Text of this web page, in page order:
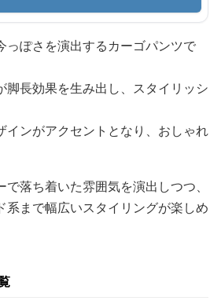
っぽさを演出するカーゴパンツで
脚長効果を生み出し、スタイリッシ
インがアクセントとなり、おしゃれ
落ち着いた雰囲気を演出しつつ、
系まで幅広いスタイリングが楽しめ